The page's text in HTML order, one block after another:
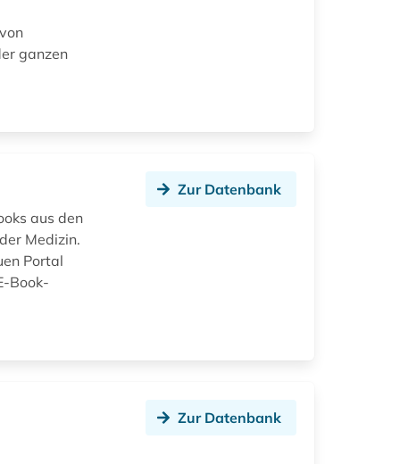
ganzen
aus den
Medizin.
Portal
Book-
Zur Datenbank
Zur Datenbank